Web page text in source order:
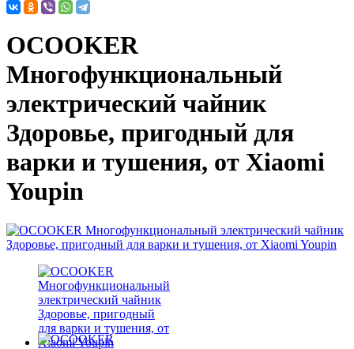
OCOOKER
Многофункциональный
электрический чайник
Здоровье, пригодный для
варки и тушения, от Xiaomi
Youpin